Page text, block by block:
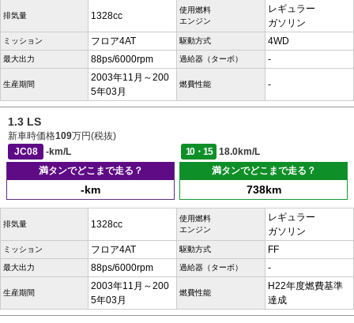
排気量 1328cc
使用燃料
エンジン
レギュラー
ガソリン
ミッション フロア4AT 駆動方式 4WD
最大出力 88ps/6000rpm 過給器（ターボ） -
生産期間
2003年11月～200
5年03月
燃費性能 -
1.3 LS
新車時価格109万円(税抜)
JC08
-km/L 10・15
18.0km/L
満タンでどこまで走る？
-km
満タンでどこまで走る？
738km
排気量 1328cc
使用燃料
エンジン
レギュラー
ガソリン
ミッション フロア4AT 駆動方式 FF
最大出力 88ps/6000rpm 過給器（ターボ） -
生産期間
2003年11月～200
5年03月
燃費性能
H22年度燃費基準
達成